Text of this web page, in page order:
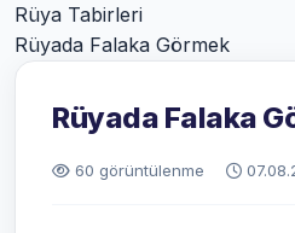
Rüya Tabirleri
Rüyada Falaka Görmek
Rüyada Falaka
60 görüntülenme